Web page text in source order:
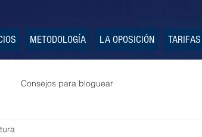
METODOLOGÍA LA OPOSICIÓN TARIFAS
Consejos para bloguear